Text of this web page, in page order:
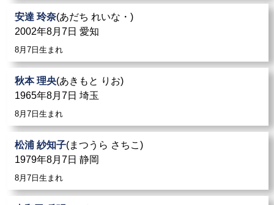
安達 玲奈(あだち れいな・)
2002年8月7日 愛知
8月7日生まれ
秋本 理央(あきもと りお)
1965年8月7日 埼玉
8月7日生まれ
松浦 紗知子(まつうら さちこ)
1979年8月7日 静岡
8月7日生まれ